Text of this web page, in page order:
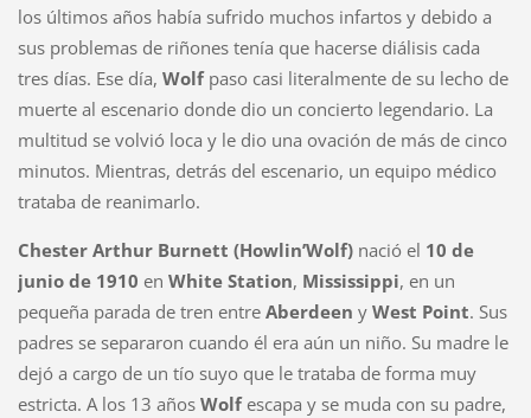
los últimos años había sufrido muchos infartos y debido a
sus problemas de riñones tenía que hacerse diálisis cada
tres días. Ese día, Wolf paso casi literalmente de su lecho de
muerte al escenario donde dio un concierto legendario. La
multitud se volvió loca y le dio una ovación de más de cinco
minutos. Mientras, detrás del escenario, un equipo médico
trataba de reanimarlo.
Chester Arthur Burnett (Howlin’Wolf)nació el 10 de
junio de 1910 en White Station, Mississippi, en un
pequeña parada de tren entre Aberdeen y West Point. Sus
padres se separaron cuando él era aún un niño. Su madre le
dejó a cargo de un tío suyo que le trataba de forma muy
estricta. A los 13 años Wolfescapa y se muda con su padre,